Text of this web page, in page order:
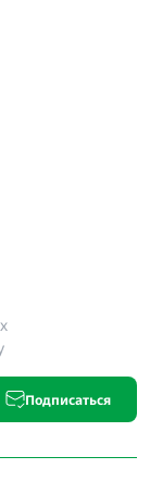
Подписаться